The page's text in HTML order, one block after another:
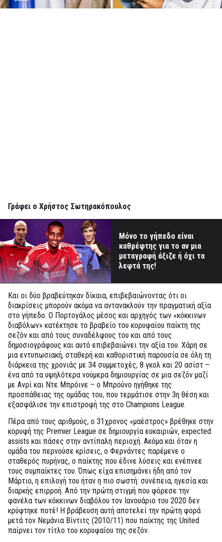
Γράφει ο Χρήστος Σωτηρακόπουλος
Μόνο το γήπεδο είναι
καθρέφτης για το αν μια
μεταγραφή άξιζε ή όχι τα
λεφτά της!
Και οι δύο βραβεύτηκαν δίκαια, επιβεβαιώνοντας ότι οι
διακρίσεις μπορούν ακόμα να αντανακλούν την πραγματική αξία
στο γήπεδο. Ο Πορτογάλος μέσος και αρχηγός των «κόκκινων
διαβόλων» κατέκτησε το βραβείο του κορυφαίου παίκτη της
σεζόν και από τους συναδέλφους του και από τους
δημοσιογράφους και αυτό επιβεβαιώνει την αξία του. Χάρη σε
μια εντυπωσιακή, σταθερή και καθοριστική παρουσία σε όλη τη
διάρκεια της χρονιάς με 34 συμμετοχές, 8 γκολ και 20 ασίστ –
ένα από τα υψηλότερα νούμερα δημιουργίας σε μια σεζόν μαζί
με Ανρί και Ντε Μπρόινε – ο Μπρούνο ηγήθηκε της
προσπάθειας της ομάδας του, που τερμάτισε στην 3η θέση και
εξασφάλισε την επιστροφή της στο Champions League.
Πέρα από τους αριθμούς, ο 31χρονος «μαέστρος» βρέθηκε στην
κορυφή της Premier League σε δημιουργία ευκαιριών, expected
assists και πάσες στην αντίπαλη περιοχή. Ακόμα και όταν η
ομάδα του περνούσε κρίσεις, ο Φερνάντες παρέμενε ο
σταθερός πυρήνας, ο παίκτης που έδινε λύσεις και ενέπνεε
τους συμπαίκτες του. Όπως είχα επισημάνει ήδη από τον
Μάρτιο, η επιλογή του ήταν η πιο σωστή: συνέπεια, ηγεσία και
διαρκής επιρροή. Από την πρώτη στιγμή που φόρεσε την
φανέλα των κόκκινων διαβόλου τον Ιανουάριο του 2020 δεν
κρύφτηκε ποτέ! Η βράβευση αυτή αποτελεί την πρώτη φορά
μετά τον Νεμάνια Βίντιτς (2010/11) που παίκτης της United
παίρνει τον τίτλο του κορυφαίου της σεζόν.